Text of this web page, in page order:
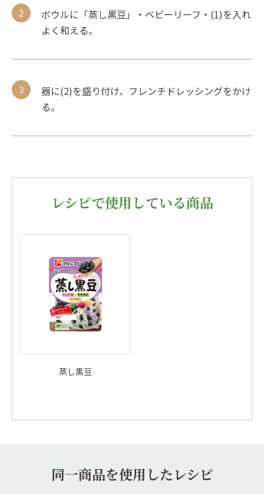
ボウルに「蒸し黒豆」・ベビーリーフ・(1)を入れ
よく和える。
器に(2)を盛り付け、フレンチドレッシングをかけ
る。
レシピで使用している商品
蒸し黒豆
同一商品を使用したレシピ